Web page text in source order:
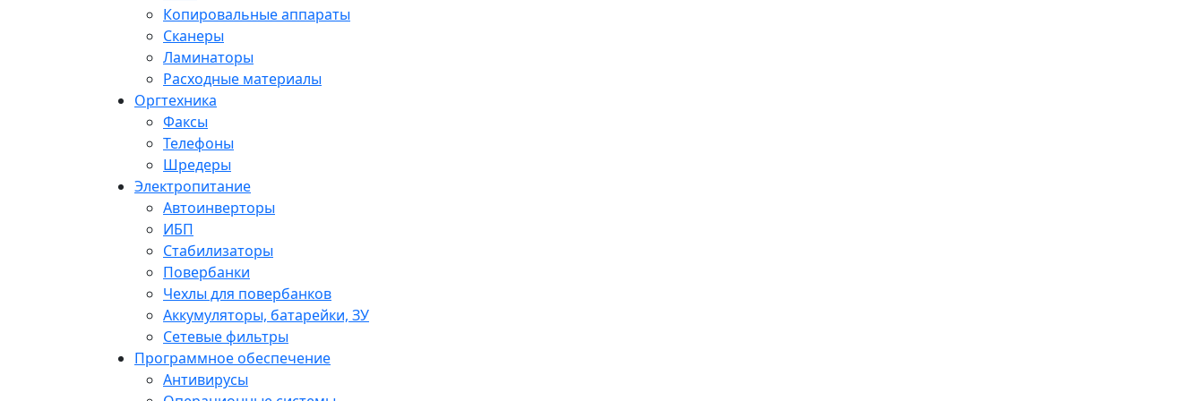
Копировальные аппараты
Сканеры
Ламинаторы
Расходные материалы
Оргтехника
Факсы
Телефоны
Шредеры
Электропитание
Автоинверторы
ИБП
Стабилизаторы
Повербанки
Чехлы для повербанков
Аккумуляторы, батарейки, ЗУ
Сетевые фильтры
Программное обеспечение
Антивирусы